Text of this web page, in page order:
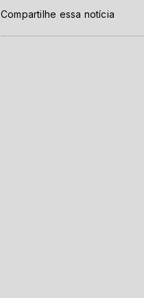
Compartilhe essa notícia